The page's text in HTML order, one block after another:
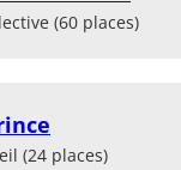
(60 places)
(24 places)